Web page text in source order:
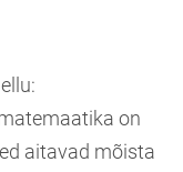
on
aitavad mõista